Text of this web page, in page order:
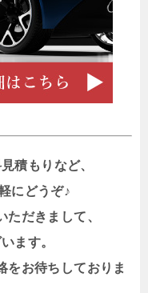
積もりなど、
にどうぞ♪
だきまして、
ます。
をお待ちしておりま